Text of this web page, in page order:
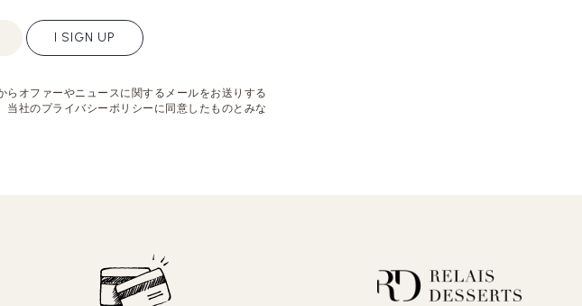
オファーやニュースに関するメールをお送りする
社のプライバシーポリシーに同意したものとみな
I SIGN UP